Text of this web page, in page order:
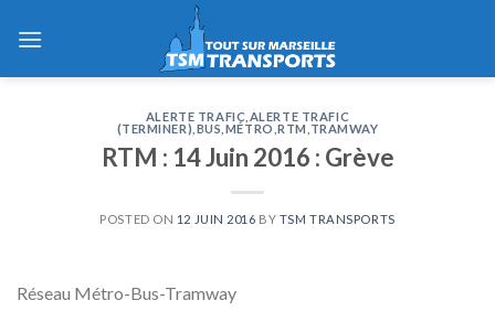
ALERTE TRAFIC ALERTE TRAFIC
(TERMINER) BUS MÉTRO ,RTM TRAMWAY
RTM : 14 Juin 2016 : Grève
POSTED ON 12 JUIN 2016 BY TSM TRANSPORTS
Réseau Métro-Bus-Tramway